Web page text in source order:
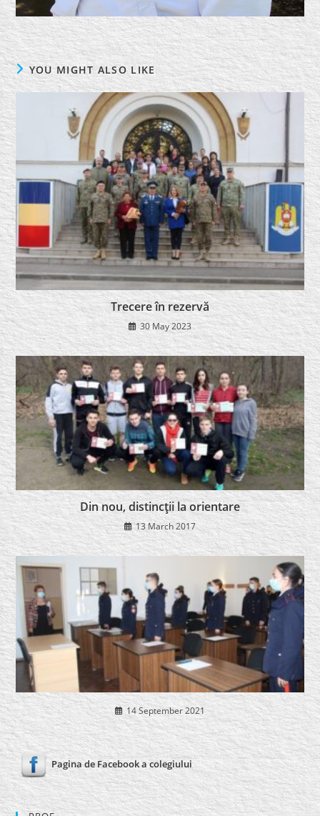
YOU MIGHT ALSO LIKE
Trecere în rezervă
30 May 2023
Din nou, distincţii la orientare
13 March 2017
14 September 2021
Pagina de Facebook a colegiului